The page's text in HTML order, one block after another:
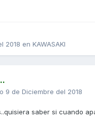
2018 en KAWASAKI
9 de Diciembre del 2018
saber si cuando